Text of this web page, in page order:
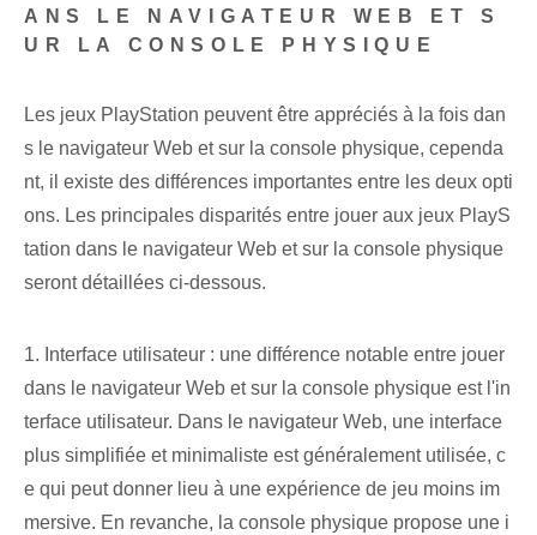
ANS LE NAVIGATEUR WEB ET S
UR LA CONSOLE PHYSIQUE
Les jeux PlayStation peuvent être appréciés à la fois dan
s le navigateur Web et sur la console physique, cependa
nt, il existe des différences importantes entre les deux opti
ons. Les principales disparités entre jouer aux jeux PlayS
tation dans le navigateur Web et sur la console physique
seront détaillées ci-dessous.
1. Interface utilisateur : une différence notable entre jouer
dans le navigateur Web et sur la console physique est l'in
terface utilisateur. Dans le navigateur Web, une interface
plus simplifiée et minimaliste est généralement utilisée, c
e qui peut donner lieu à une expérience de jeu moins im
mersive. En revanche, la console physique propose une i